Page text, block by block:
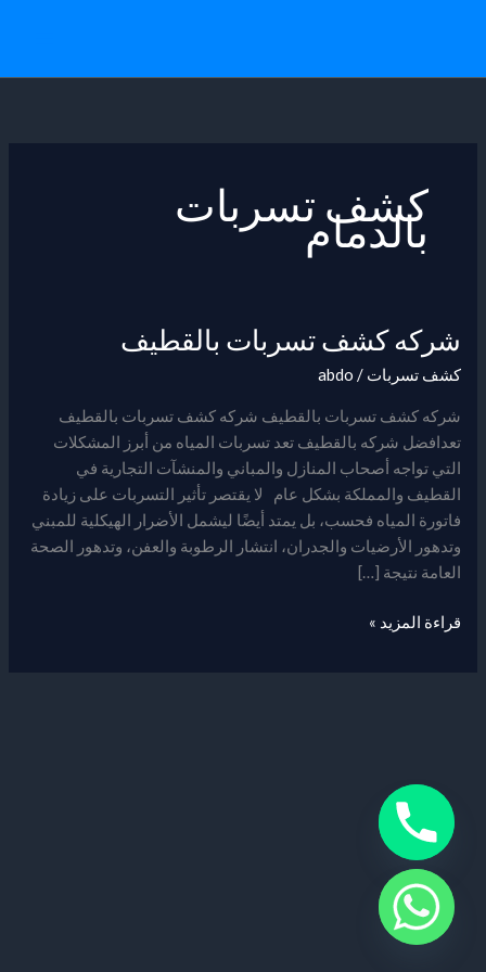
كشف تسربات
بالدمام
شركه كشف تسربات بالقطيف
كشف تسربات /
abdo
شركه كشف تسربات بالقطيف شركه كشف تسربات بالقطيف
تعدافضل شركه بالقطيف تعد تسربات المياه من أبرز المشكلات
التي تواجه أصحاب المنازل والمباني والمنشآت التجارية في
القطيف والمملكة بشكل عام لا يقتصر تأثير التسربات على زيادة
فاتورة المياه فحسب، بل يمتد أيضًا ليشمل الأضرار الهيكلية للمبني
وتدهور الأرضيات والجدران، انتشار الرطوبة والعفن، وتدهور الصحة
العامة نتيجة […]
شركه
كشف
تسربات
بالقطيف
قراءة المزيد »